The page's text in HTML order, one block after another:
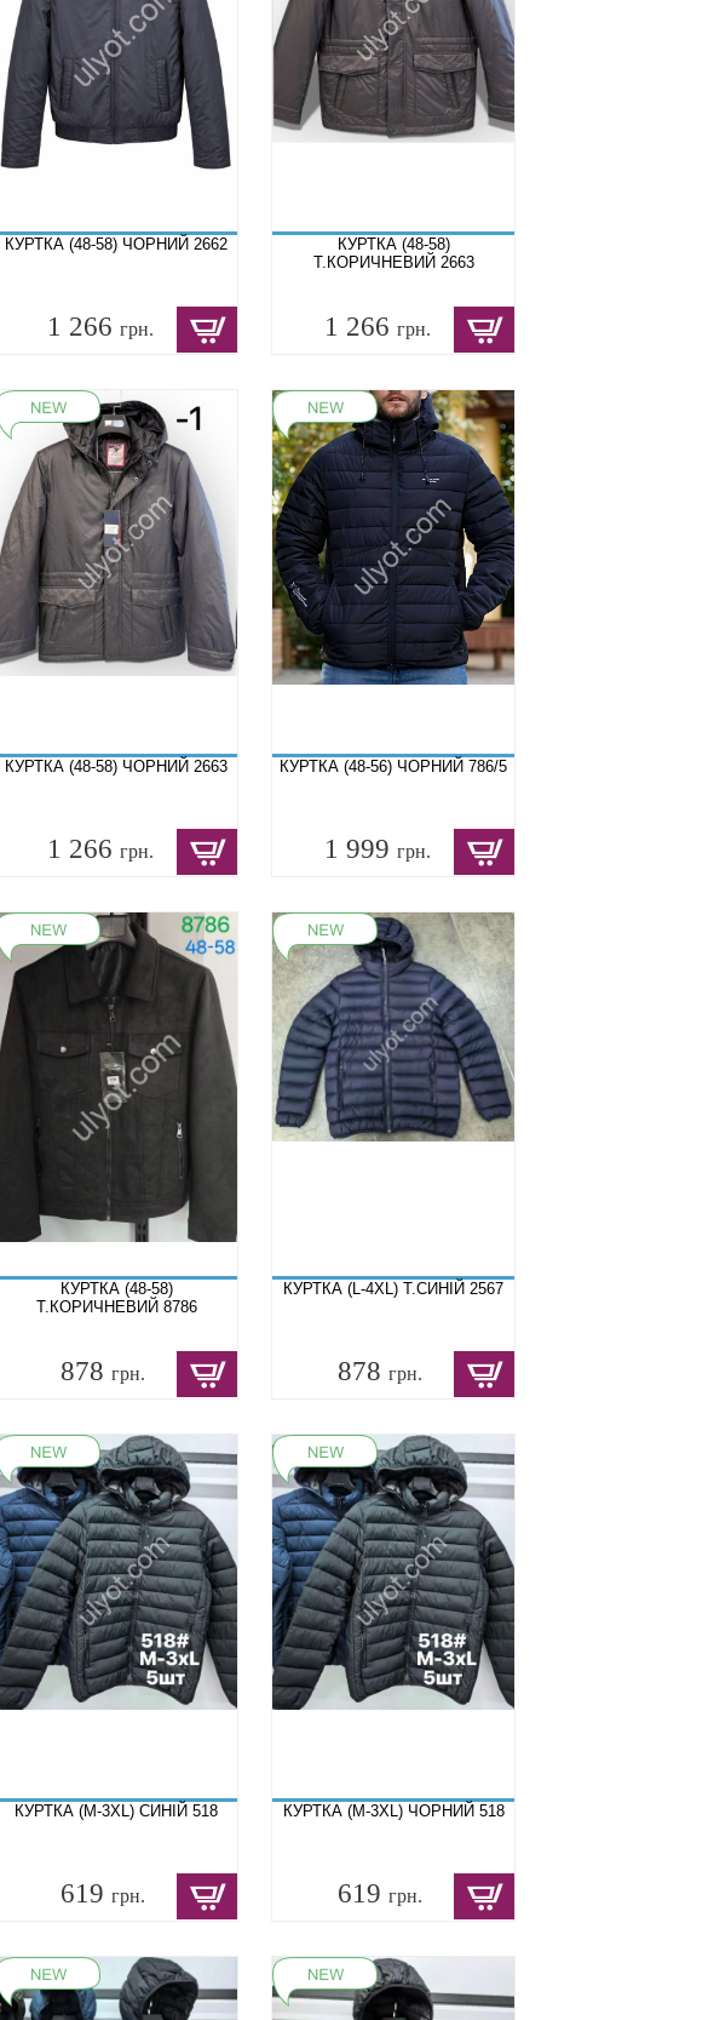
КУРТКА (48-58) ЧОРНИЙ 2662
1 266грн.
КУРТКА (48-58)
Т.КОРИЧНЕВИЙ 2663
1 266грн.
КУРТКА (48-58) ЧОРНИЙ 2663
1 266грн.
КУРТКА (48-56) ЧОРНИЙ 786/5
1 999грн.
КУРТКА (48-58)
Т.КОРИЧНЕВИЙ 8786
878 грн.
КУРТКА (L-4XL) Т.СИНІЙ 2567
878 грн.
КУРТКА (M-3XL) СИНІЙ 518
619 грн.
КУРТКА (M-3XL) ЧОРНИЙ 518
619 грн.